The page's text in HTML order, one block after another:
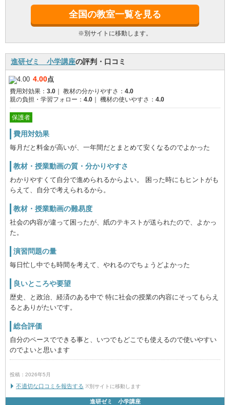
全国の教室一覧を見る
※別サイトに移動します。
進研ゼミ 小学講座の評判・口コミ
4.00点
費用対効果： 3.0 教材の分かりやすさ： 4.0
親の負担・学習フォロー： 4.0 機材の使いやすさ： 4.0
保護者
費用対効果
毎月だと料金が高いが、一年間だとまとめて安くなるのでよかった
教材・授業動画の質・分かりやすさ
わかりやすくて自分で進められるからよい。 困った時にもヒントがも
らえて、自分で考えられるから。
教材・授業動画の難易度
社会の内容が違って困ったが、紙のテキストが送られたので、よかっ
た。
演習問題の量
毎日忙し中でも時間を考えて、やれるのでちょうどよかった
良いところや要望
歴史、と政治、経済のある中で 特に社会の授業の内容にそってもらえ
るとありがたいです。
総合評価
自分のペースでできる事と、いつでもどこでも使えるので使いやすい
のでよいと思います
投稿：2026年5月
不適切な口コミを報告する ※別サイトに移動します
進研ゼミ 小学講座